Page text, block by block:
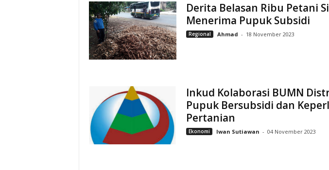
Derita Belasan Ribu Petani
Menerima Pupuk Subsidi
Regional Ahmad - 18 November 2023
Inkud Kolaborasi BUMN
Pupuk Bersubsidi dan
Pertanian
Ekonomi Iwan Sutiawan - 04 November 2023